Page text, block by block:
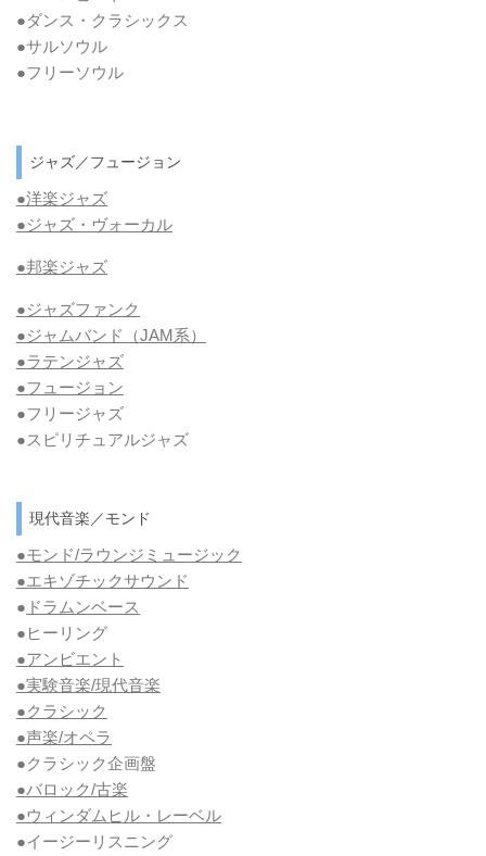
●ダンス・クラシックス
●サルソウル
●フリーソウル
ジャズ／フュージョン
●洋楽ジャズ
●ジャズ・ヴォーカル
●邦楽ジャズ
●ジャズファンク
●ジャムバンド（JAM系）
●ラテンジャズ
●フュージョン
●フリージャズ
●スピリチュアルジャズ
現代音楽／モンド
●モンド/ラウンジミュージック
●エキゾチックサウンド
● ドラムンベース
●ヒーリング
●アンビエント
●実験音楽/現代音楽
●クラシック
●声楽/オペラ
●クラシック企画盤
●バロック/古楽
●ウィンダムヒル・レーベル
●イージーリスニング